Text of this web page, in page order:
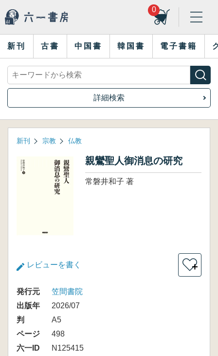
0
新刊 古書 中国書 韓国書 電子書籍
詳細検索
新刊 宗教 仏教
親鸞聖人御消息の研究
常磐井和子 著
レビューを書く ＋
発行元
笠間書院
出版年
2026/07
判
A5
ページ
498
六一ID
N125415